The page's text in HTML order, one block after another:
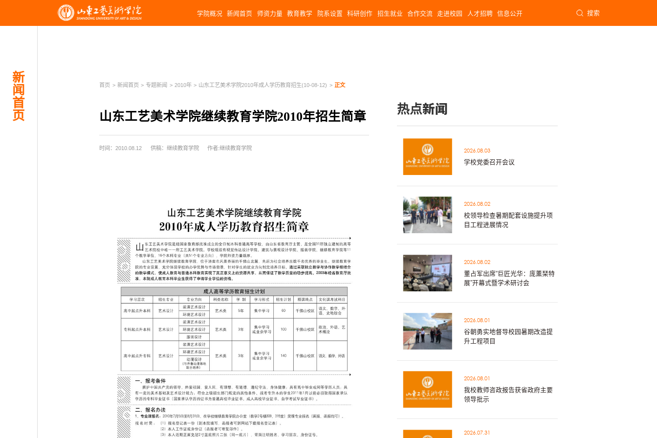
学院概况 新闻首页 师资力量 教育教学 院系设置 科研创作 招生就业 合作交流 走进校园 人才招聘 信息公开 搜索
新
闻
首
页
首页 > 新闻首页 > 专题新闻 > 2010年 > 山东工艺美术学院2010年成人学历教育招生(10-08-12) > 正文
山东工艺美术学院继续教育学院2010年招生简章
时间：2010.08.12 供稿：继续教育学院 作者:继续教育学院
热点新闻
2026.08.03
学校党委召开会议
2026.08.02
校领导检查暑期配套设施提升项
目工程进展情况
2026.08.02
董占军出席“巨匠光华：庞薰琹特
展”开幕式暨学术研讨会
2026.08.01
谷朝勇实地督导校园暑期改造提
升工程项目
2026.08.01
我校教师咨政报告获省政府主要
领导批示
2026.07.31